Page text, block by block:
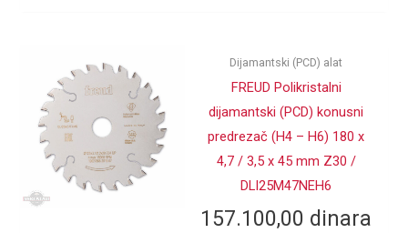
Dijamantski (PCD) alat
FREUD Polikristalni
dijamantski (PCD) konusni
predrezač (H4 – H6) 180 x
4,7 / 3,5 x 45 mm Z30 /
DLI25M47NEH6
157.100,00 dinara